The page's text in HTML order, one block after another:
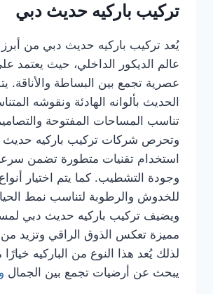
تركيب باركيه حديث دبي
يُعد تركيب باركيه حديث دبي من
عالم الديكور الداخلي، حيث يعتمد
عصرية تجمع بين البساطة والأناقة.
الحديث بألوانه الهادئة ونقوشه
تناسب المساحات المفتوحة
وتحرص شركات تركيب باركيه
استخدام تقنيات متطورة تضمن سرعة
وجودة التشطيب. كما يتم اختيار
للخدوش والرطوبة لتناسب نمط
ويضيف تركيب باركيه حديث دبي
مميزة تعكس الذوق الراقي وتزيد من
لذلك يُعد هذا النوع من الباركيه خيارًا
يبحث عن أرضيات تجمع بين الجمال